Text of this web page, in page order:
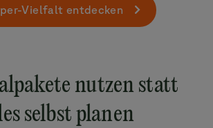
Vielfalt entdecken
nutzen statt
selbst planen